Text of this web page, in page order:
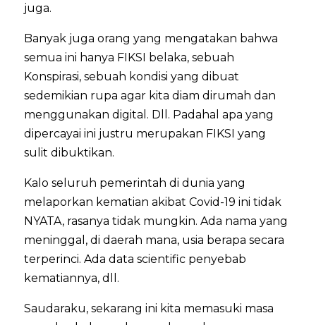
juga.
Banyak juga orang yang mengatakan bahwa
semua ini hanya FIKSI belaka, sebuah
Konspirasi, sebuah kondisi yang dibuat
sedemikian rupa agar kita diam dirumah dan
menggunakan digital. Dll. Padahal apa yang
dipercayai ini justru merupakan FIKSI yang
sulit dibuktikan.
Kalo seluruh pemerintah di dunia yang
melaporkan kematian akibat Covid-19 ini tidak
NYATA, rasanya tidak mungkin. Ada nama yang
meninggal, di daerah mana, usia berapa secara
terperinci. Ada data scientific penyebab
kematiannya, dll.
Saudaraku, sekarang ini kita memasuki masa